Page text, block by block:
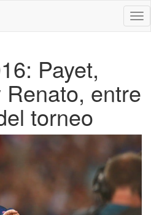
Payet,
entre
torneo